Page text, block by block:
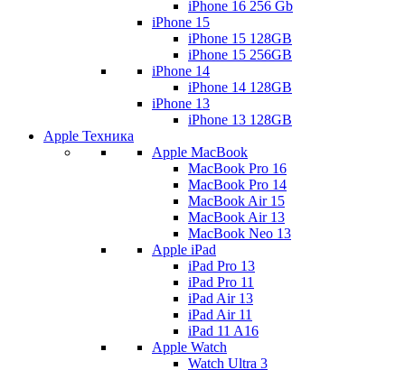
iPhone 16 256 Gb
iPhone 15
iPhone 15 128GB
iPhone 15 256GB
iPhone 14
iPhone 14 128GB
iPhone 13
iPhone 13 128GB
Apple Техника
Apple MacBook
MacBook Pro 16
MacBook Pro 14
MacBook Air 15
MacBook Air 13
MacBook Neo 13
Apple iPad
iPad Pro 13
iPad Pro 11
iPad Air 13
iPad Air 11
iPad 11 A16
Apple Watch
Watch Ultra 3